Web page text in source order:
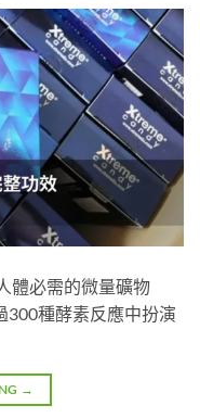
體必需的微量礦物
300種酵素反應中扮演
→